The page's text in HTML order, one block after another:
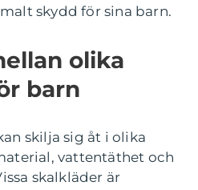
skydd för sina barn.
olika
barn
skilja sig åt i olika
vattentäthet och
skalkläder är